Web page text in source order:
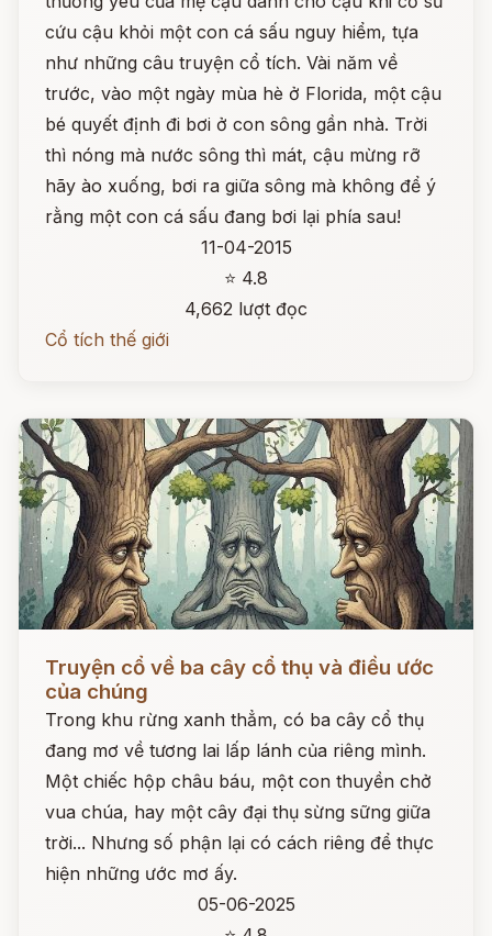
cứu cậu khỏi một con cá sấu nguy hiểm, tựa
như những câu truyện cổ tích. Vài năm về
trước, vào một ngày mùa hè ở Florida, một cậu
bé quyết định đi bơi ở con sông gần nhà. Trời
thì nóng mà nước sông thì mát, cậu mừng rỡ
hãy ào xuống, bơi ra giữa sông mà không để ý
rằng một con cá sấu đang bơi lại phía sau!
11-04-2015
⭐ 4.8
4,662 lượt đọc
Cổ tích thế giới
Truyện cổ về ba cây cổ thụ và điều ước
của chúng
Trong khu rừng xanh thẳm, có ba cây cổ thụ
đang mơ về tương lai lấp lánh của riêng mình.
Một chiếc hộp châu báu, một con thuyền chở
vua chúa, hay một cây đại thụ sừng sững giữa
trời... Nhưng số phận lại có cách riêng để thực
hiện những ước mơ ấy.
05-06-2025